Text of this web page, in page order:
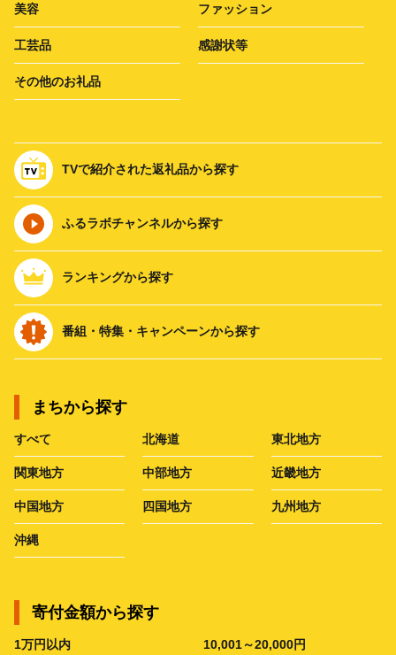
美容 ファッション
工芸品 感謝状等
その他のお礼品
TVで紹介された返礼品から探す
ふるラボチャンネルから探す
ランキングから探す
番組・特集・キャンペーンから探す
まちから探す
すべて 北海道 東北地方
関東地方 中部地方 近畿地方
中国地方 四国地方 九州地方
沖縄
寄付金額から探す
1万円以内 10,001～20,000円